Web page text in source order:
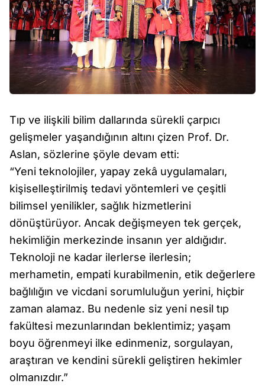
Tıp ve ilişkili bilim dallarında sürekli çarpıcı
gelişmeler yaşandığının altını çizen Prof. Dr.
Aslan, sözlerine şöyle devam etti:
“Yeni teknolojiler, yapay zekâ uygulamaları,
kişiselleştirilmiş tedavi yöntemleri ve çeşitli
bilimsel yenilikler, sağlık hizmetlerini
dönüştürüyor. Ancak değişmeyen tek gerçek,
hekimliğin merkezinde insanın yer aldığıdır.
Teknoloji ne kadar ilerlerse ilerlesin;
merhametin, empati kurabilmenin, etik değerlere
bağlılığın ve vicdani sorumluluğun yerini, hiçbir
zaman alamaz. Bu nedenle siz yeni nesil tıp
fakültesi mezunlarından beklentimiz; yaşam
boyu öğrenmeyi ilke edinmeniz, sorgulayan,
araştıran ve kendini sürekli geliştiren hekimler
olmanızdır.”